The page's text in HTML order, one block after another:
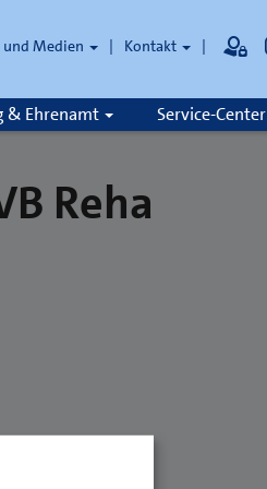
und Medien Kontakt
& Ehrenamt Service-Center
Reha